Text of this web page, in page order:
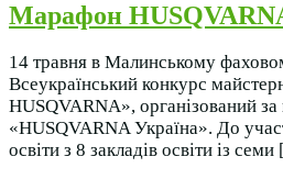
Марафон
14 травня в Малинському
Всеукраїнський конкурс
HUSQVARNA», організований
«HUSQVARNA Україна». До
освіти з 8 закладів освіти із